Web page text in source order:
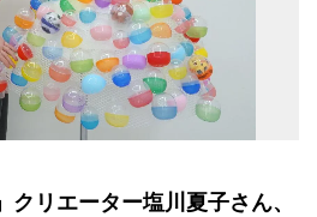
クリエーター塩川夏子さん、